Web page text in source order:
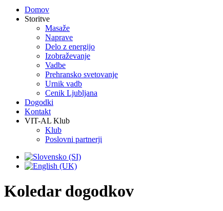
Domov
Storitve
Masaže
Naprave
Delo z energijo
Izobraževanje
Vadbe
Prehransko svetovanje
Urnik vadb
Cenik Ljubljana
Dogodki
Kontakt
VIT-AL Klub
Klub
Poslovni partnerji
Koledar dogodkov